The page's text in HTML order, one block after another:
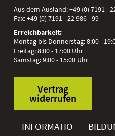
Aus dem Ausland:+49 (0) 7191 -
Fax:+49 (0) 7191 - 22 986 - 99
Erreichbarkeit:
Montag bis Donnerstag: 8:00 -
Freitag: 8:00 - 17:00 Uhr
Samstag: 9:00 - 15:00 Uhr
Vertrag
widerrufen
INFORMATIONEN